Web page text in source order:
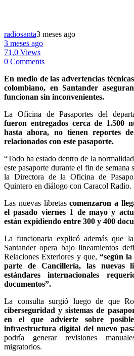
radiosanta3 meses ago
3 meses ago
71,0 Views
0 Comments
En medio de las advertencias
colombiano, en Santander
funcionan sin inconvenientes.
La Oficina de Pasaportes del
fueron entregados cerca de 1.500
hasta ahora, no tienen reportes
relacionados con este pasaporte.
“Todo ha estado dentro de la
este pasaporte durante el fin de semana
la Directora de la Oficina de
Quintero en diálogo con Caracol Radio.
Las nuevas libretascomenzaron a
el pasado viernes 1 de mayo y
están expidiendo entre 300 y 400
La funcionaria explicó además que
Santander opera bajo lineamientos
Relaciones Exteriores y que, “según
parte de Cancillería, las nuevas
estándares internacionales
documentos”.
La consulta surgió luego de que
ciberseguridad y sistemas de
en el que advierte sobre
infraestructura digital del nuevo
podría generar revisiones
migratorios.